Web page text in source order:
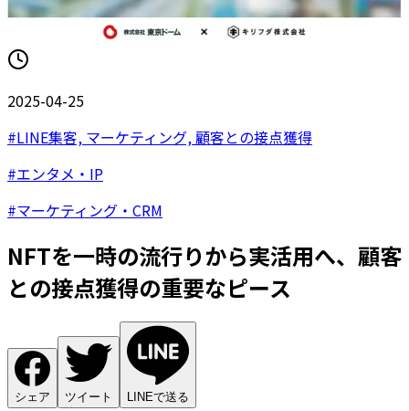
2025-04-25
#LINE集客, マーケティング, 顧客との接点獲得
#エンタメ・IP
#マーケティング・CRM
NFTを一時の流行りから実活用へ、顧客
との接点獲得の重要なピース
シェア ツイート LINEで送る